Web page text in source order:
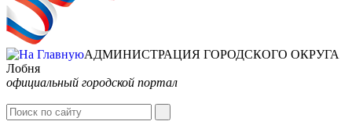
АДМИНИСТРАЦИЯ ГОРОДСКОГО ОКРУГА
Лобня
официальный городской портал